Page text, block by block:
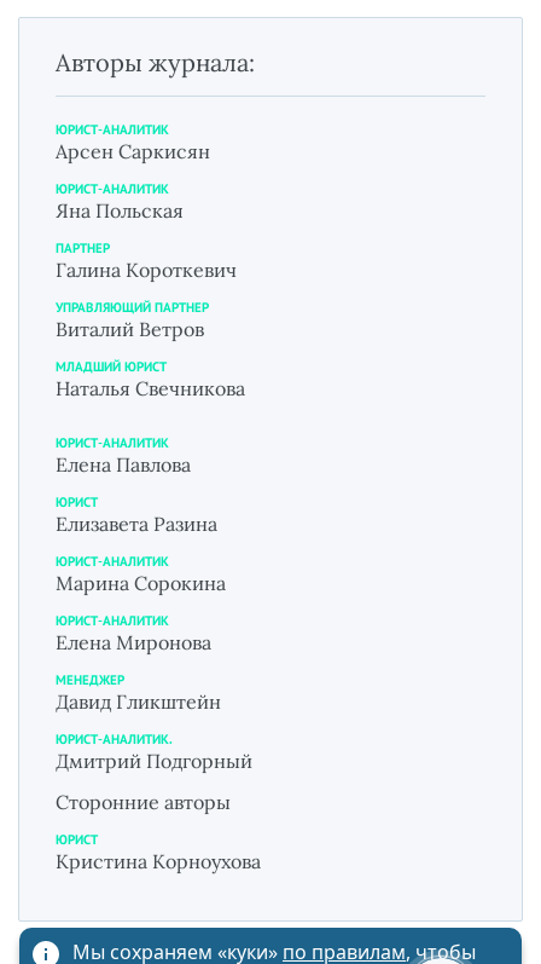
Авторы журнала:
ЮРИСТ-АНАЛИТИК
Арсен Саркисян
ЮРИСТ-АНАЛИТИК
Яна Польская
ПАРТНЕР
Галина Короткевич
УПРАВЛЯЮЩИЙ ПАРТНЕР
Виталий Ветров
МЛАДШИЙ ЮРИСТ
Наталья Свечникова
ЮРИСТ-АНАЛИТИК
Елена Павлова
ЮРИСТ
Елизавета Разина
ЮРИСТ-АНАЛИТИК
Марина Сорокина
ЮРИСТ-АНАЛИТИК
Елена Миронова
МЕНЕДЖЕР
Давид Гликштейн
ЮРИСТ-АНАЛИТИК.
Дмитрий Подгорный
Сторонние авторы
ЮРИСТ
Кристина Корноухова
Мы сохраняем «куки» по правилам, чтобы